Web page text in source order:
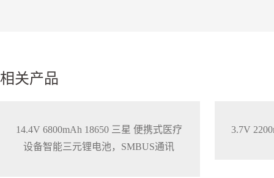
相关产品
14.4V 6800mAh 18650 三星 便携式医疗
设备智能三元锂电池，SMBUS通讯
3.7V